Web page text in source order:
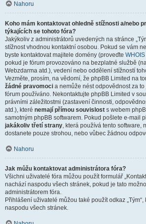
Nahoru
Koho mám kontaktovat ohledně stížnosti a/nebo
týkajících se tohoto fóra?
Jakýkoliv z administrátorů uvedených na stránce
stížnost vhodnou kontaktní osobou. Pokud se vám
byste kontaktovat majitele domény (proveďte
pokud je fórum provozováno na bezplatné službě
Webzdarma atd.), vedení nebo oddělení stížností
Vezměte, prosím, na vědomí, že phpBB Limited na
žádné pravomoci a nemůže nést odpovědnost za
fórum používáno. Nekontaktujte phpBB Limited v
právními záležitostmi (zastavení činnosti,
atd.), které nemají přímou souvislost s webem
samotným phpBB softwarem. Pokud pošlete e-mail
jakákoliv třetí strany, která používá tento software,
dostanete pouze strohou, nebo vůbec žádnou
Nahoru
Jak můžu kontaktovat administrátora fóra?
Všichni uživatelé fóra můžou použít formulář
nachází naspodu všech stránek, pokud je tato
administrátorem fóra.
Přihlášení uživatelé můžou také použít odkaz
naspodu všech stránek.